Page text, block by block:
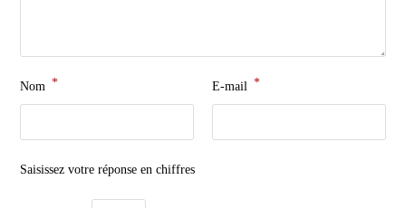
Nom * E-mail *
Saisissez votre réponse en chiffres